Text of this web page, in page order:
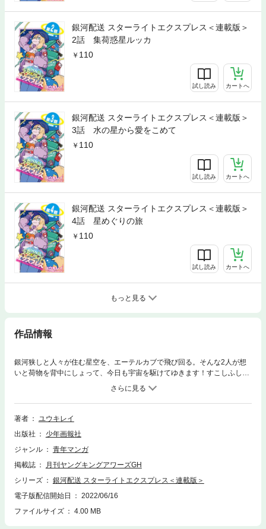
銀河配送 スターライトエクスプレス＜連載版＞
2話 集荷惑星ルッカ
110
試し読み カートへ
銀河配送 スターライトエクスプレス＜連載版＞
3話 水の星から愛をこめて
110
試し読み カートへ
銀河配送 スターライトエクスプレス＜連載版＞
4話 星めぐりの旅
110
試し読み カートへ
もっと見る
作品情報
銀河狭しと人々が住む星空を、エーテルカブで飛び回る。そんな2人が想
いと荷物を背中にしょって、今日も宇宙を駆けてゆきます！すこしふしぎ
著者
ユウキレイ
出版社
少年画報社
ジャンル
青年マンガ
掲載誌
月刊ヤングキングアワーズGH
シリーズ
銀河配送 スターライトエクスプレス＜連載版＞
電子版配信開始日
2022/06/16
ファイルサイズ
4.00 MB